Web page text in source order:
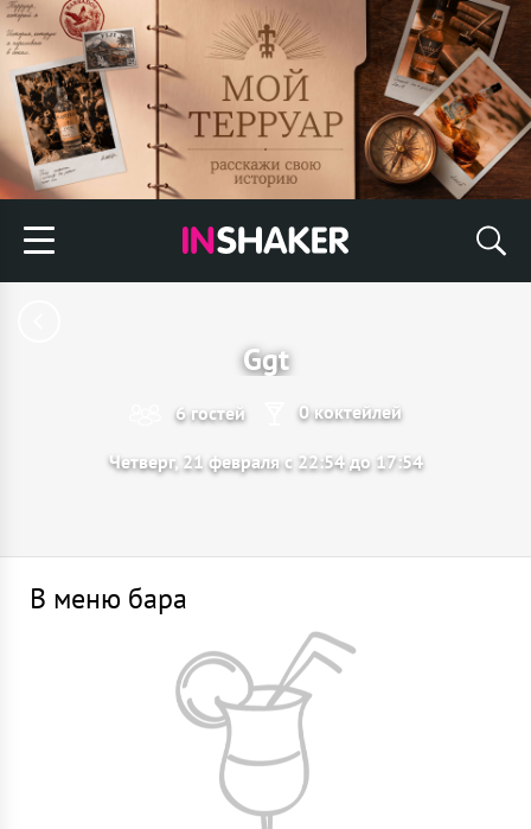
Ggt
6 гостей 0 коктейлей
Четверг, 21 февраля с 22:54 до 17:54
В меню бара